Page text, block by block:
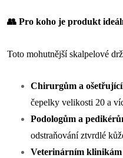
👥 Pro koho je produkt
Toto mohutnější skalpelové
Chirurgům a
čepelky velikosti 20 a
Podologům a
odstraňování ztvrdlé
Veterinárním klinikám